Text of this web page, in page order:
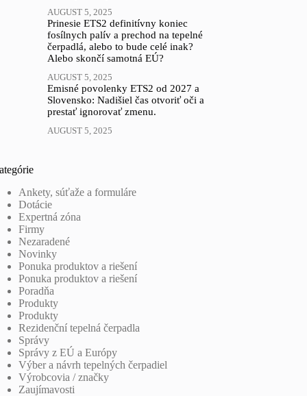
AUGUST 5, 2025
Prinesie ETS2 definitívny koniec
fosílnych palív a prechod na tepelné
čerpadlá, alebo to bude celé inak?
Alebo skončí samotná EÚ?
AUGUST 5, 2025
Emisné povolenky ETS2 od 2027 a
Slovensko: Nadišiel čas otvoriť oči a
prestať ignorovať zmenu.
AUGUST 5, 2025
Ankety, súťaže a formuláre
Dotácie
Expertná zóna
Firmy
Nezaradené
Novinky
Ponuka produktov a riešení
Ponuka produktov a riešení
Poradňa
Produkty
Produkty
Rezidenční tepelná čerpadla
Správy
Správy z EÚ a Európy
Výber a návrh tepelných čerpadiel
Výrobcovia / značky
Zaujímavosti